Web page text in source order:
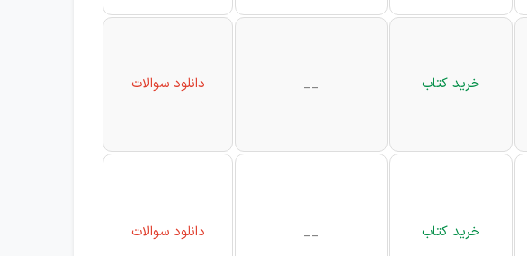
خرید کتاب __ دانلود سوالات
خرید کتاب __ دانلود سوالات